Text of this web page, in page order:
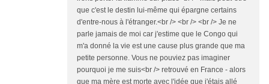
que c'est le destin lui-même qui épargne certains
d'entre-nous à l'étranger.<br /> <br /> <br /> Je ne
parle jamais de moi car j'estime que le Congo qui
m'a donné la vie est une cause plus grande que ma
petite personne. Vous ne pouviez pas imaginer
pourquoi je me suis<br /> retrouvé en France - alors
que ma mère est morte avec l'idée que j'étais allé